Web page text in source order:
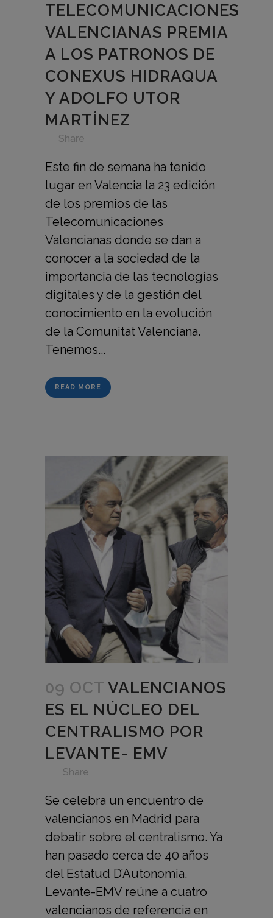
TELECOMUNICACIONES
VALENCIANAS PREMIA
A LOS PATRONOS DE
CONEXUS HIDRAQUA
Y ADOLFO UTOR
MARTÍNEZ
Share
Este fin de semana ha tenido
lugar en Valencia la 23 edición
de los premios de las
Telecomunicaciones
Valencianas donde se dan a
conocer a la sociedad de la
importancia de las tecnologías
digitales y de la gestión del
conocimiento en la evolución
de la Comunitat Valenciana.
Tenemos...
READ MORE
09 OCT VALENCIANOS
ES EL NÚCLEO DEL
CENTRALISMO POR
LEVANTE- EMV
Share
Se celebra un encuentro de
valencianos en Madrid para
debatir sobre el centralismo. Ya
han pasado cerca de 40 años
del Estatud D’Autonomia.
Levante-EMV reúne a cuatro
valencianos de referencia en